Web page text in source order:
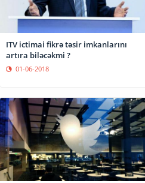
ITV ictimai fikrə təsir imkanlarını
artıra biləcəkmi ?
01-06-2018